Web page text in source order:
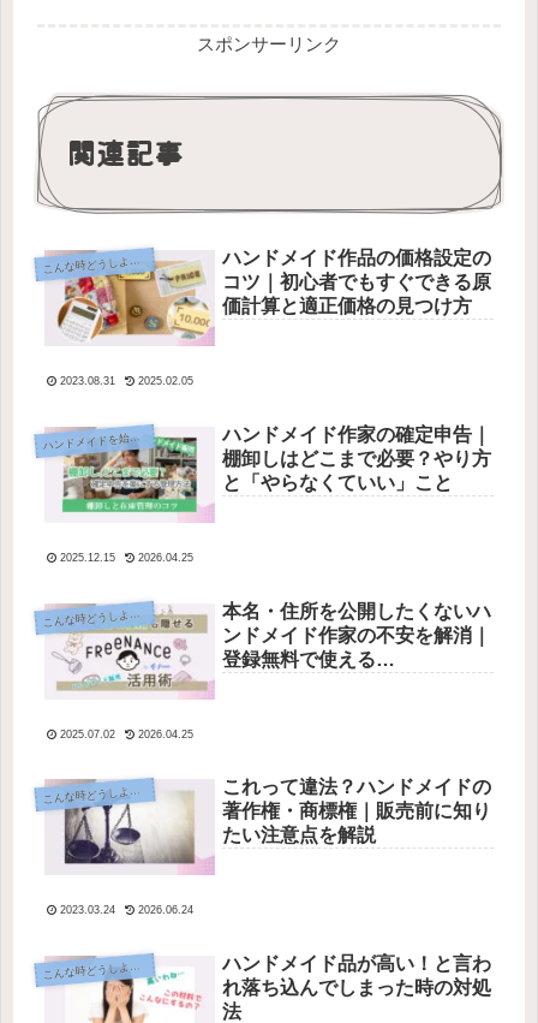
スポンサーリンク
関連記事
こ
んな時どうしよう？
ハンドメイド作品の価格設定の
コツ｜初心者でもすぐできる原
価計算と適正価格の見つけ方
2023.08.31 2025.02.05
ハンドメイドを始めるための基礎知識
ハンドメイド作家の確定申告｜
棚卸しはどこまで必要？やり方
と「やらなくていい」こと
2025.12.15 2026.04.25
こ
んな時どうしよう？
本名・住所を公開したくないハ
ンドメイド作家の不安を解消｜
登録無料で使える
2025.07.02 2026.04.25
こ
んな時どうしよう？
これって違法？ハンドメイドの
著作権・商標権｜販売前に知り
たい注意点を解説
2023.03.24 2026.06.24
こ
んな時どうしよう？
ハンドメイド品が高い！と言わ
れ落ち込んでしまった時の対処
法